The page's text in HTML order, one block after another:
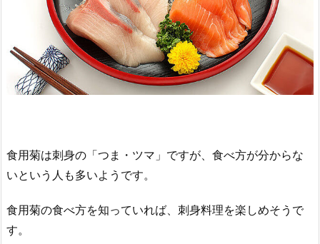
食用菊は刺身の「つま・ツマ」ですが、食べ方が分からな
いという人も多いようです。
食用菊の食べ方を知っていれば、刺身料理を楽しめそうで
す。